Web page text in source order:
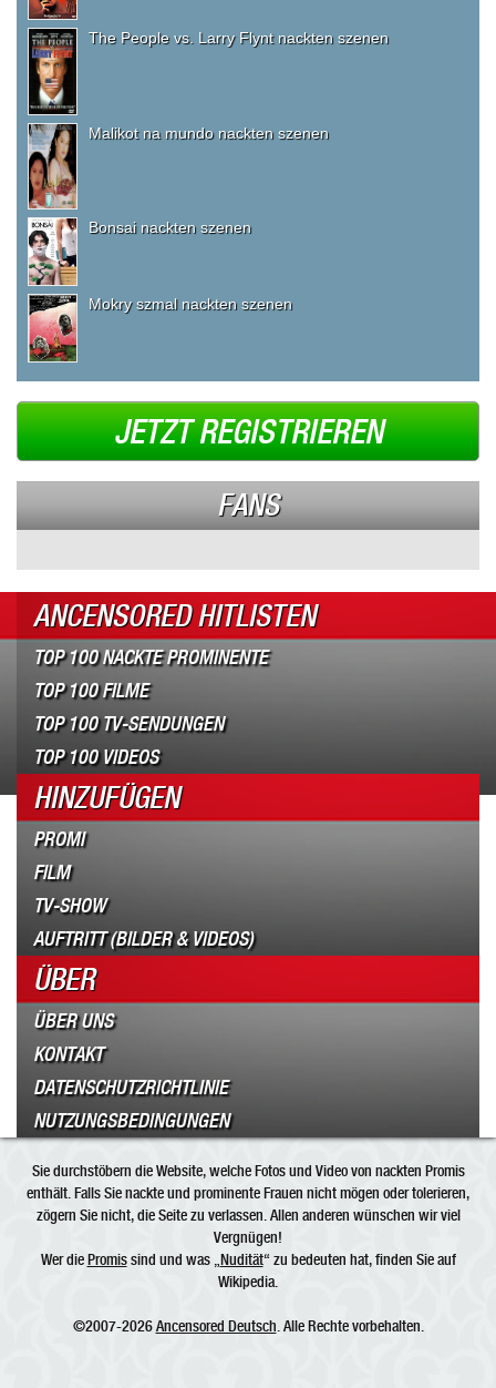
The People vs. Larry Flynt nackten szenen
Malikot na mundo nackten szenen
Bonsai nackten szenen
Mokry szmal nackten szenen
JETZT REGISTRIEREN
FANS
ANCENSORED HITLISTEN
TOP 100 NACKTE PROMINENTE
TOP 100 FILME
TOP 100 TV-SENDUNGEN
TOP 100 VIDEOS
HINZUFÜGEN
PROMI
FILM
TV-SHOW
AUFTRITT (BILDER & VIDEOS)
ÜBER
ÜBER UNS
KONTAKT
DATENSCHUTZRICHTLINIE
NUTZUNGSBEDINGUNGEN
Sie durchstöbern die Website, welche Fotos und Video von nackten Promis
enthält. Falls Sie nackte und prominente Frauen nicht mögen oder tolerieren,
zögern Sie nicht, die Seite zu verlassen. Allen anderen wünschen wir viel
Vergnügen!
Wer diePromissind und was „ Nudität“ zu bedeuten hat, finden Sie auf
Wikipedia.
©2007-2026Ancensored Deutsch . Alle Rechte vorbehalten.